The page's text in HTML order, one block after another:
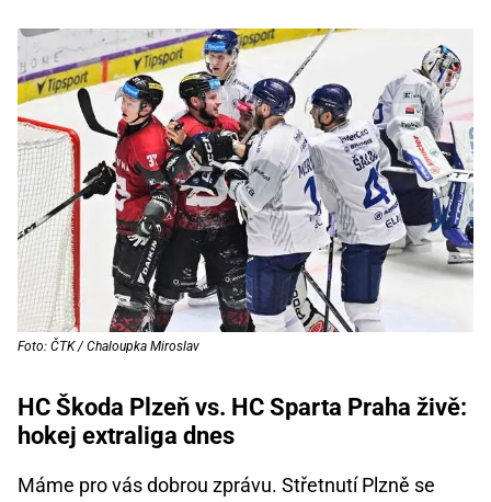
Foto: ČTK / Chaloupka Miroslav
HC Škoda Plzeň vs. HC Sparta Praha živě:
hokej extraliga dnes
Máme pro vás dobrou zprávu. Střetnutí Plzně se